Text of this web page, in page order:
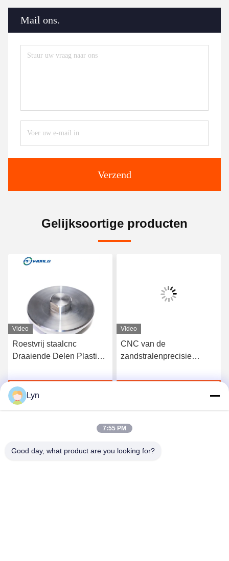
Mail ons.
Verzend
Gelijksoortige producten
Video
Roestvrij staalcnc
Draaiende Delen Plastic
Video
CNC van de
zandstralenprecisie
Draaibank Draaiende
Lyn
7:55 PM
Good day, what product are you looking for?